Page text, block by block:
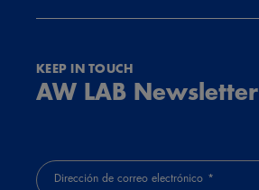
KEEP IN TOUCH
AW LAB Newsletter
Dirección de correo electrónico